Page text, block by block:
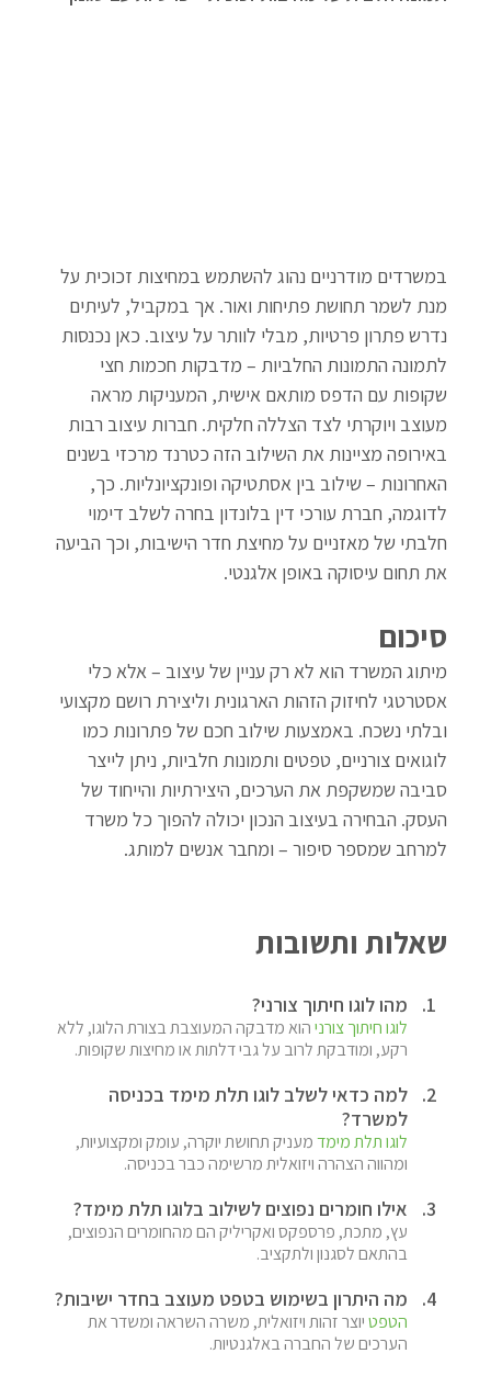
במשרדים מודרניים נהוג להשתמש במחיצות זכוכית על
מנת לשמר תחושת פתיחות ואור. אך במקביל, לעיתים
נדרש פתרון פרטיות, מבלי לוותר על עיצוב. כאן נכנסות
לתמונה התמונות החלביות – מדבקות חכמות חצי
שקופות עם הדפס מותאם אישית, המעניקות מראה
מעוצב ויוקרתי לצד הצללה חלקית. חברות עיצוב רבות
באירופה מציינות את השילוב הזה כטרנד מרכזי בשנים
האחרונות – שילוב בין אסתטיקה ופונקציונליות. כך,
לדוגמה, חברת עורכי דין בלונדון בחרה לשלב דימוי
חלבתי של מאזניים על מחיצת חדר הישיבות, וכך הביעה
את תחום עיסוקה באופן אלגנטי.
סיכום
מיתוג המשרד הוא לא רק עניין של עיצוב – אלא כלי
אסטרטגי לחיזוק הזהות הארגונית וליצירת רושם מקצועי
ובלתי נשכח. באמצעות שילוב חכם של פתרונות כמו
לוגואים צורניים, טפטים ותמונות חלביות, ניתן לייצר
סביבה שמשקפת את הערכים, היצירתיות והייחוד של
העסק. הבחירה בעיצוב הנכון יכולה להפוך כל משרד
למרחב שמספר סיפור – ומחבר אנשים למותג.
שאלות ותשובות
מהו לוגו חיתוך צורני?
לוגו חיתוך צורני הוא מדבקה המעוצבת בצורת הלוגו, ללא
רקע, ומודבקת לרוב על גבי דלתות או מחיצות שקופות.
למה כדאי לשלב לוגו תלת מימד בכניסה
למשרד?
לוגו תלת מימד מעניק תחושת יוקרה, עומק ומקצועיות,
ומהווה הצהרה ויזואלית מרשימה כבר בכניסה.
אילו חומרים נפוצים לשילוב בלוגו תלת מימד?
עץ, מתכת, פרספקס ואקריליק הם מהחומרים הנפוצים,
בהתאם לסגנון ולתקציב.
מה היתרון בשימוש בטפט מעוצב בחדר ישיבות?
הטפט יוצר זהות ויזואלית, משרה השראה ומשדר את
הערכים של החברה באלגנטיות.